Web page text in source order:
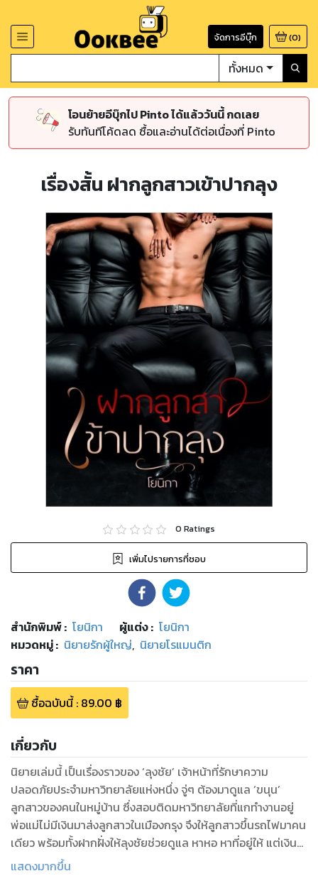
จัดการอีบุ๊ก (0)
ทั้งหมด
โอนย้ายอีบุ๊กไป Pinto ได้แล้ววันนี้ กดเลย
รับทันทีโค้ดลด ซื้อและอ่านได้ต่อเนื่องที่ Pinto
เรื่องสั้น ฝากลูกสาวเข้าปากลุง
0 Ratings
เพิ่มไปรายการที่ชอบ
สำนักพิมพ์: โยนิกา ผู้แต่ง : โยนิกา
หมวดหมู่: นิยายรักผู้ใหญ่, นิยายโรแมนติก
ราคา
ซื้อฉบับนี้: 89.00 ฿
เกี่ยวกับ
นิยายเล่มนี้ เป็นเรื่องราวของ ‘ลุงชัย’ เจ้าหน้าที่รักษาความ
ปลอดภัยประจำมหาวิทยาลัยแห่งหนึ่ง จู่ๆ ต้องมาดูแล ‘ขนุน’
ลูกสาวของคนในหมู่บ้าน ซึ่งสอบติดมหาวิทยาลัยที่แกทำงานอยู่
พ่อแม่ไม่มีเงินมาส่งลูกสาวในเมืองกรุง จึงให้ลูกสาวขึ้นรถไฟมาคน
เดียว พร้อมทั้งฝากฝั่งให้ลุงชัยช่วยดูแล หาหอ หาที่อยู่ให้ แต่เงิน
จำนวนน้อยนิดที่ขนุนนำติดตัวมาไม่สามารถเช่าหอที่ไหนได้เลย ลุง
แสดงมากขึ้น